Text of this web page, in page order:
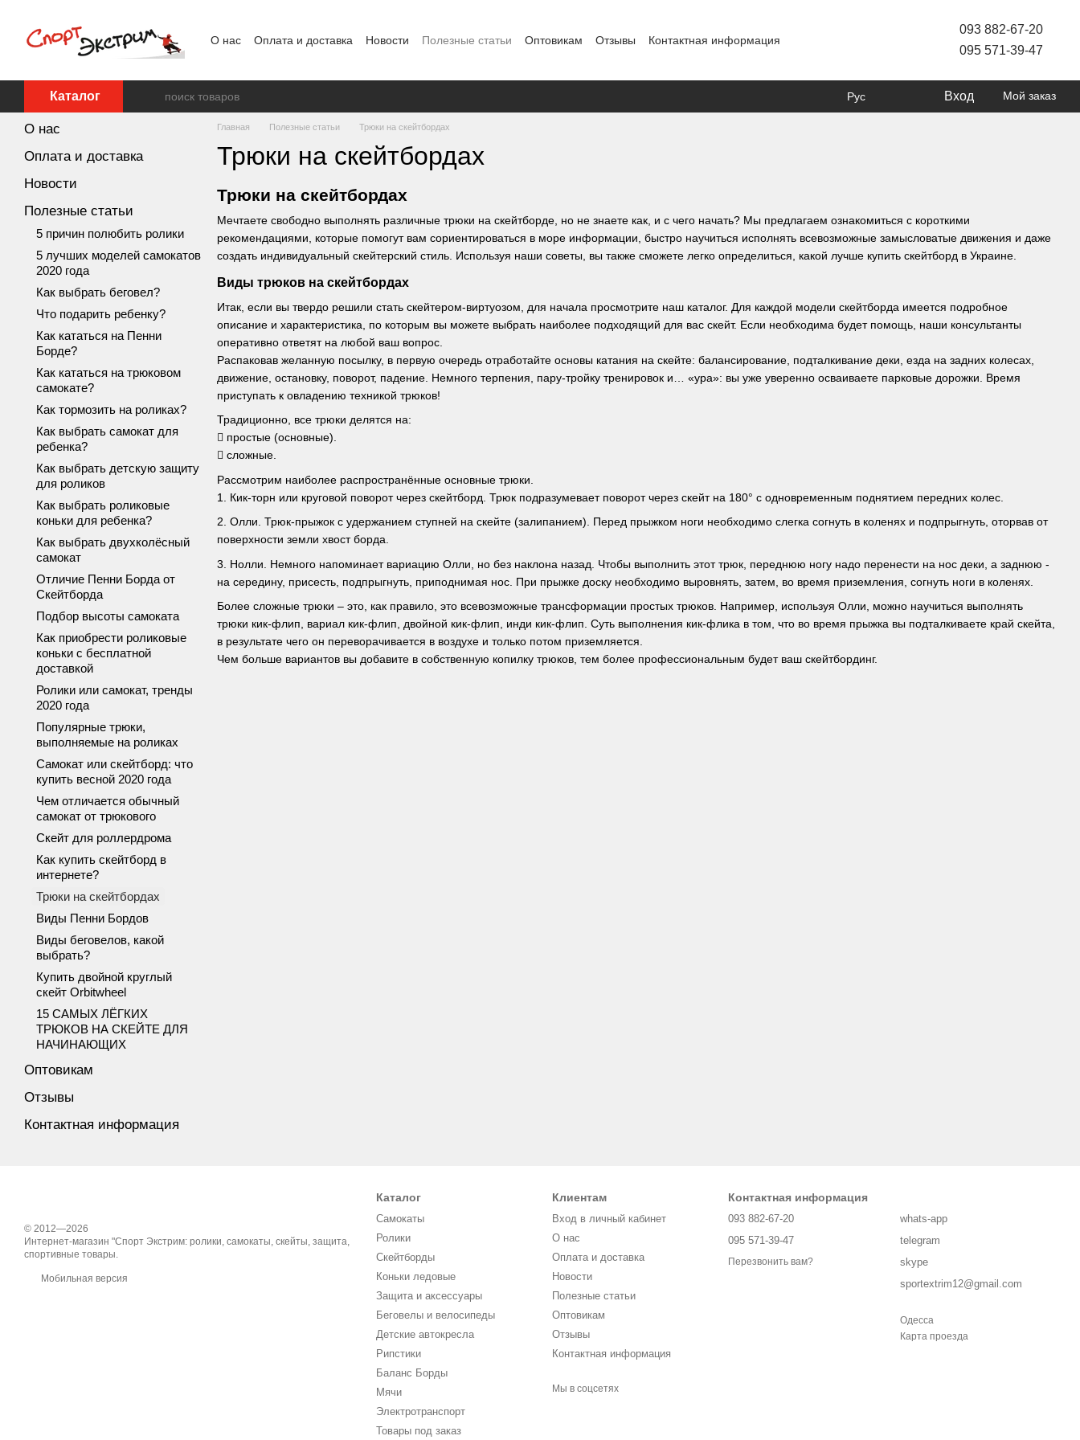
О нас Оплата и доставка Новости Полезные статьи Оптовикам Отзывы Контактная информация
093 882-67-20
095 571-39-47
Каталог Рус Вход Мой заказ
Главная Полезные статьи Трюки на скейтбордах
Трюки на скейтбордах
Трюки на скейтбордах
Мечтаете свободно выполнять различные трюки на скейтборде, но не знаете как, и с чего начать? Мы предлагаем ознакомиться с короткими
рекомендациями, которые помогут вам сориентироваться в море информации, быстро научиться исполнять всевозможные замысловатые движения и даже
создать индивидуальный скейтерский стиль. Используя наши советы, вы также сможете легко определиться, какой лучше купить скейтборд в Украине.
Виды трюков на скейтбордах
Итак, если вы твердо решили стать скейтером-виртуозом, для начала просмотрите наш каталог. Для каждой модели скейтборда имеется подробное
описание и характеристика, по которым вы можете выбрать наиболее подходящий для вас скейт. Если необходима будет помощь, наши консультанты
оперативно ответят на любой ваш вопрос.
Распаковав желанную посылку, в первую очередь отработайте основы катания на скейте: балансирование, подталкивание деки, езда на задних колесах,
движение, остановку, поворот, падение. Немного терпения, пару-тройку тренировок и… «ура»: вы уже уверенно осваиваете парковые дорожки. Время
приступать к овладению техникой трюков!
Традиционно, все трюки делятся на:
 простые (основные).
 сложные.
Рассмотрим наиболее распространённые основные трюки.
1. Кик-торн или круговой поворот через скейтборд. Трюк подразумевает поворот через скейт на 180° с одновременным поднятием передних колес.
2. Олли. Трюк-прыжок с удержанием ступней на скейте (залипанием). Перед прыжком ноги необходимо слегка согнуть в коленях и подпрыгнуть, оторвав от
поверхности земли хвост борда.
3. Нолли. Немного напоминает вариацию Олли, но без наклона назад. Чтобы выполнить этот трюк, переднюю ногу надо перенести на нос деки, а заднюю -
на середину, присесть, подпрыгнуть, приподнимая нос. При прыжке доску необходимо выровнять, затем, во время приземления, согнуть ноги в коленях.
Более сложные трюки – это, как правило, это всевозможные трансформации простых трюков. Например, используя Олли, можно научиться выполнять
трюки кик-флип, вариал кик-флип, двойной кик-флип, инди кик-флип. Суть выполнения кик-флика в том, что во время прыжка вы подталкиваете край скейта,
в результате чего он переворачивается в воздухе и только потом приземляется.
Чем больше вариантов вы добавите в собственную копилку трюков, тем более профессиональным будет ваш скейтбординг.
О нас
Оплата и доставка
Новости
Полезные статьи
5 причин полюбить ролики
5 лучших моделей самокатов
2020 года
Как выбрать беговел?
Что подарить ребенку?
Как кататься на Пенни
Борде?
Как кататься на трюковом
самокате?
Как тормозить на роликах?
Как выбрать самокат для
ребенка?
Как выбрать детскую защиту
для роликов
Как выбрать роликовые
коньки для ребенка?
Как выбрать двухколёсный
самокат
Отличие Пенни Борда от
Скейтборда
Подбор высоты самоката
Как приобрести роликовые
коньки с бесплатной
доставкой
Ролики или самокат, тренды
2020 года
Популярные трюки,
выполняемые на роликах
Самокат или скейтборд: что
купить весной 2020 года
Чем отличается обычный
самокат от трюкового
Скейт для роллердрома
Как купить скейтборд в
интернете?
Трюки на скейтбордах
Виды Пенни Бордов
Виды беговелов, какой
выбрать?
Купить двойной круглый
скейт Orbitwheel
15 САМЫХ ЛЁГКИХ
ТРЮКОВ НА СКЕЙТЕ ДЛЯ
НАЧИНАЮЩИХ
Оптовикам
Отзывы
Контактная информация
© 2012—2026
Интернет-магазин "Спорт Экстрим: ролики, самокаты, скейты, защита,
спортивные товары.
Мобильная версия
Каталог
Самокаты
Ролики
Скейтборды
Коньки ледовые
Защита и аксессуары
Беговелы и велосипеды
Детские автокресла
Рипстики
Баланс Борды
Мячи
Электротранспорт
Товары под заказ
Клиентам
Вход в личный кабинет
О нас
Оплата и доставка
Новости
Полезные статьи
Оптовикам
Отзывы
Контактная информация
Мы в соцсетях
Контактная информация
093 882-67-20
095 571-39-47
Перезвонить вам?
whats-app
telegram
skype
sportextrim12@gmail.com
Одесса
Карта проезда